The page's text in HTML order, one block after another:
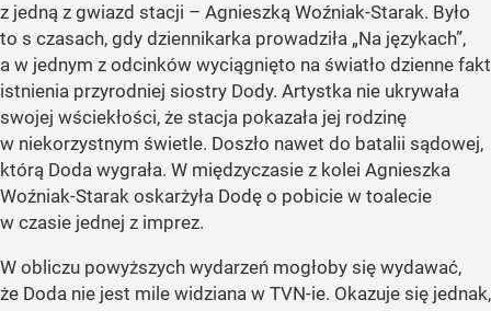
z jedną z gwiazd stacji – Agnieszką Woźniak-Starak. Było
to s czasach, gdy dziennikarka prowadziła „Na językach”,
a w jednym z odcinków wyciągnięto na światło dzienne fakt
istnienia przyrodniej siostry Dody. Artystka nie ukrywała
swojej wściekłości, że stacja pokazała jej rodzinę
w niekorzystnym świetle. Doszło nawet do batalii sądowej,
którą Doda wygrała. W międzyczasie z kolei Agnieszka
Woźniak-Starak oskarżyła Dodę o pobicie w toalecie
w czasie jednej z imprez.
W obliczu powyższych wydarzeń mogłoby się wydawać,
że Doda nie jest mile widziana w TVN-ie. Okazuje się jednak,